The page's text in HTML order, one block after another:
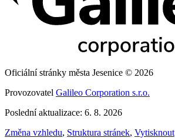
Oficiální stránky města Jesenice © 2026
Provozovatel Galileo Corporation s.r.o.
Poslední aktualizace: 6. 8. 2026
Změna vzhledu, Struktura stránek, Vytisknout